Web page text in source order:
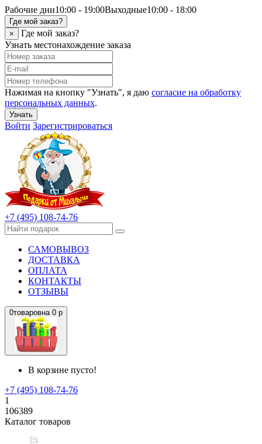
Рабочие дни10:00 - 19:00Выходные10:00 - 18:00
Где мой заказ?
×
Где мой заказ?
Узнать местонахождение заказа
Нажимая на кнопку "Узнать", я даю согласие на обработку
персональных данных.
Узнать
Войти Зарегистрироваться
+7 (495) 108-74-76
САМОВЫВОЗ
ДОСТАВКА
ОПЛАТА
КОНТАКТЫ
ОТЗЫВЫ
0товаровна 0 р
В корзине пусто!
+7 (495) 108-74-76
1
106389
Каталог товаров